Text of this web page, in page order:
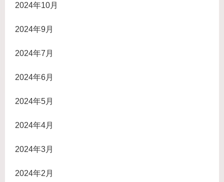
2024年10月
2024年9月
2024年7月
2024年6月
2024年5月
2024年4月
2024年3月
2024年2月